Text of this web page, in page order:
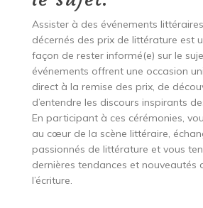
Assister à des événements
décernés des prix de littérature est
façon de rester informé(e) sur le
événements offrent une occasion
direct à la remise des prix, de
d’entendre les discours inspirants
En participant à ces cérémonies,
au cœur de la scène littéraire,
passionnés de littérature et vous
dernières tendances et nouveautés
l’écriture.